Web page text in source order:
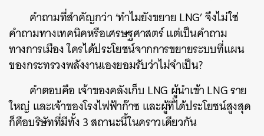
คำถามที่สำคัญกว่า ‘ทำไมยังขยาย LNG’ จึงไม่ใช่
คำถามทางเทคนิคหรือเศรษฐศาสตร์ แต่เป็นคำถาม
ทางการเมือง ใครได้ประโยชน์จากการขยายระบบที่แผน
ของกระทรวงพลังงานเองยอมรับว่าไม่จำเป็น?
คำตอบคือ เจ้าของคลังเก็บ LNG ผู้นำเข้า LNG ราย
ใหญ่ และเจ้าของโรงไฟฟ้าก๊าซ และผู้ที่ได้ประโยชน์สูงสุด
ก็คือบริษัทที่มีทั้ง 3 สถานะนี้ในคราวเดียวกัน